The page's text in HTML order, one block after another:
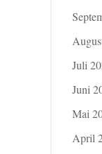
Juli
Juni
Mai
April